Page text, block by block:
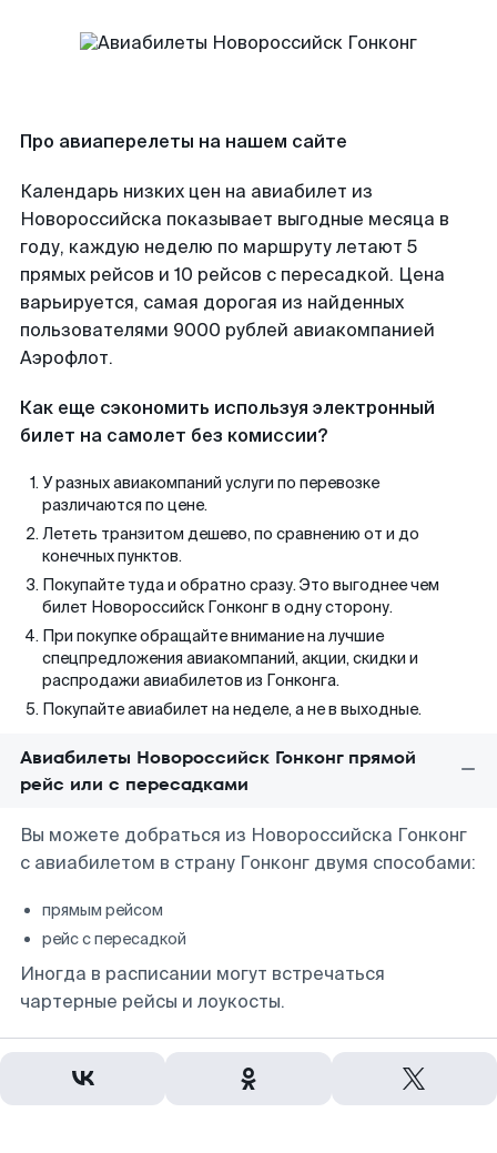
Про авиаперелеты на нашем сайте
Календарь низких цен на авиабилет из
Новороссийска показывает выгодные месяца в
году, каждую неделю по маршруту летают 5
прямых рейсов и 10 рейсов с пересадкой. Цена
варьируется, самая дорогая из найденных
пользователями 9000 рублей авиакомпанией
Аэрофлот.
Как еще сэкономить используя электронный
билет на самолет без комиссии?
У разных авиакомпаний услуги по перевозке
различаются по цене.
Лететь транзитом дешево, по сравнению от и до
конечных пунктов.
Покупайте туда и обратно сразу. Это выгоднее чем
билет Новороссийск Гонконг в одну сторону.
При покупке обращайте внимание на лучшие
спецпредложения авиакомпаний, акции, скидки и
распродажи авиабилетов из Гонконга.
Покупайте авиабилет на неделе, а не в выходные.
Авиабилеты Новороссийск Гонконг прямой
рейс или с пересадками
Вы можете добраться из Новороссийска Гонконг
с авиабилетом в страну Гонконг двумя способами:
прямым рейсом
рейс с пересадкой
Иногда в расписании могут встречаться
чартерные рейсы и лоукосты.